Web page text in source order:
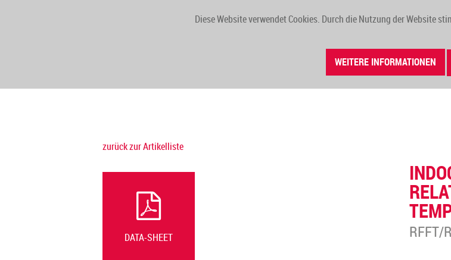
Diese Website verwendet Cookies. Durch die Nutzung der Website
WEITERE INFORMATIONEN
AKTUELLES
zurück zur Artikelliste
DATA-SHEET RFFT/